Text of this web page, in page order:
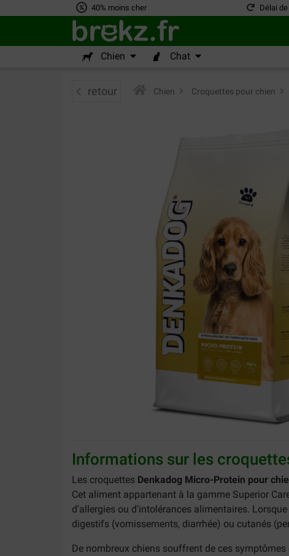
40% moins cher Délai
Chien Chat
retour Chien Croquettes pour chien
Informations sur les
Les croquettes Denkadog Micro-Protein pour
Cet aliment appartenant à la gamme Superior
d'allergies ou d'intolérances alimentaires.
digestifs (vomissements, diarrhée) ou cutanés
De nombreux chiens souffrent de ces